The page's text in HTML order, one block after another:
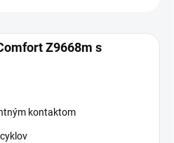
Z9668m s
kontaktom